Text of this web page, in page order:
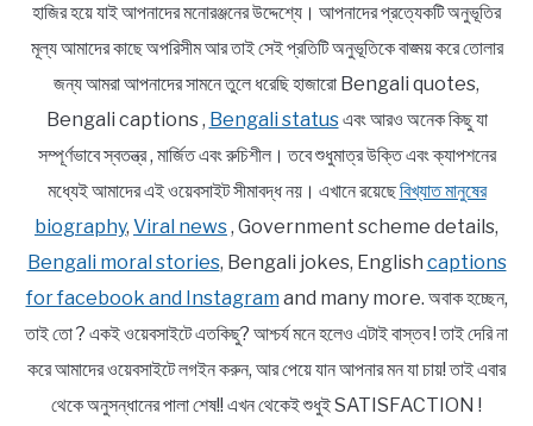
হাজির হয়ে যাই আপনাদের মনোরঞ্জনের উদ্দেশ্যে। আপনাদের প্রত্যেকটি অনুভূতির
মূল্য আমাদের কাছে অপরিসীম আর তাই সেই প্রতিটি অনুভূতিকে বাঙ্ময় করে তোলার
জন্য আমরা আপনাদের সামনে তুলে ধরেছি হাজারো Bengali quotes,
Bengali captions , Bengali statusএবং আরও অনেক কিছু যা
সম্পূর্ণভাবে স্বতন্ত্র , মার্জিত এবং রুচিশীল। তবে শুধুমাত্র উক্তি এবং ক্যাপশনের
মধ্যেই আমাদের এই ওয়েবসাইট সীমাবদ্ধ নয়। এখানে রয়েছেবিখ্যাত মানুষের
biography, Viral news, Government scheme details,
Bengali moral stories, Bengali jokes, English captions
for facebook and Instagram and many more. অবাক হচ্ছেন,
তাই তো ? একই ওয়েবসাইটে এতকিছু? আশ্চর্য মনে হলেও এটাই বাস্তব ! তাই দেরি না
করে আমাদের ওয়েবসাইটে লগইন করুন, আর পেয়ে যান আপনার মন যা চায়! তাই এবার
থেকে অনুসন্ধানের পালা শেষ!! এখন থেকেই শুধুই SATISFACTION !